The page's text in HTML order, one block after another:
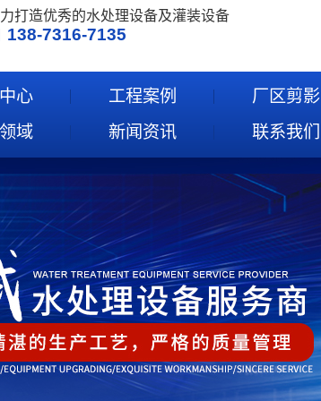
打造优秀的水处理设备及灌装设备
138-7316-7135
心 工程案例
厂区剪影
域 新闻资讯 联系我们